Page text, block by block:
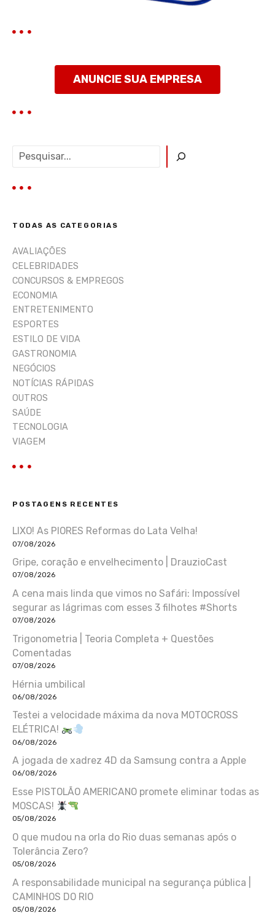
o
a
e
n
ANUNCIE SUA EMPRESA
q
s
r
TODAS AS CATEGORIAS
AVALIAÇÕES
CELEBRIDADES
CONCURSOS & EMPREGOS
ECONOMIA
ENTRETENIMENTO
ESPORTES
ESTILO DE VIDA
GASTRONOMIA
NEGÓCIOS
NOTÍCIAS RÁPIDAS
OUTROS
SAÚDE
TECNOLOGIA
VIAGEM
POSTAGENS RECENTES
LIXO! As PIORES Reformas do Lata Velha!
07/08/2026
Gripe, coração e envelhecimento | DrauzioCast
07/08/2026
A cena mais linda que vimos no Safári: Impossível
segurar as lágrimas com esses 3 filhotes #Shorts
07/08/2026
Trigonometria | Teoria Completa + Questões
Comentadas
07/08/2026
Hérnia umbilical
06/08/2026
Testei a velocidade máxima da nova MOTOCROSS
ELÉTRICA!
06/08/2026
A jogada de xadrez 4D da Samsung contra a Apple
06/08/2026
Esse PISTOLÃO AMERICANO promete eliminar todas as
MOSCAS!
05/08/2026
O que mudou na orla do Rio duas semanas após o
Tolerância Zero?
05/08/2026
A responsabilidade municipal na segurança pública |
CAMINHOS DO RIO
05/08/2026